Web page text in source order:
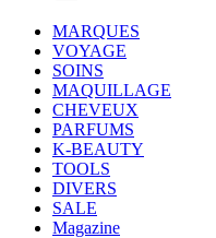
MARQUES
VOYAGE
SOINS
MAQUILLAGE
CHEVEUX
PARFUMS
K-BEAUTY
TOOLS
DIVERS
SALE
Magazine